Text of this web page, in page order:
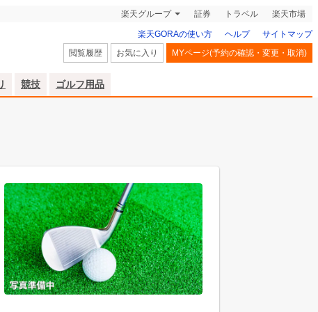
楽天グループ 証券 トラベル 楽天市場
楽天GORAの使い方 ヘルプ
サイトマップ
閲覧履歴
お気に入り MYページ(予約の確認・変更・取消)
競技 ゴルフ用品